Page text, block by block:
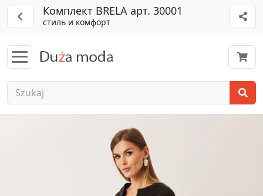
Комплект BRELA арт. 30001
стиль и комфорт